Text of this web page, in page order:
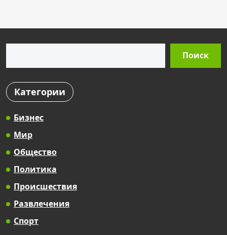
Поиск
Категории
Бизнес
Мир
Общество
Политика
Происшествия
Развлечения
Спорт